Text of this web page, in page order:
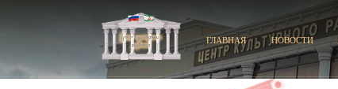
ГЛАВНАЯ НОВОСТИ